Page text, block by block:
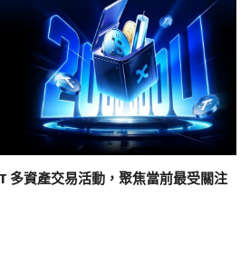
多資產交易活動，聚焦當前最受關注